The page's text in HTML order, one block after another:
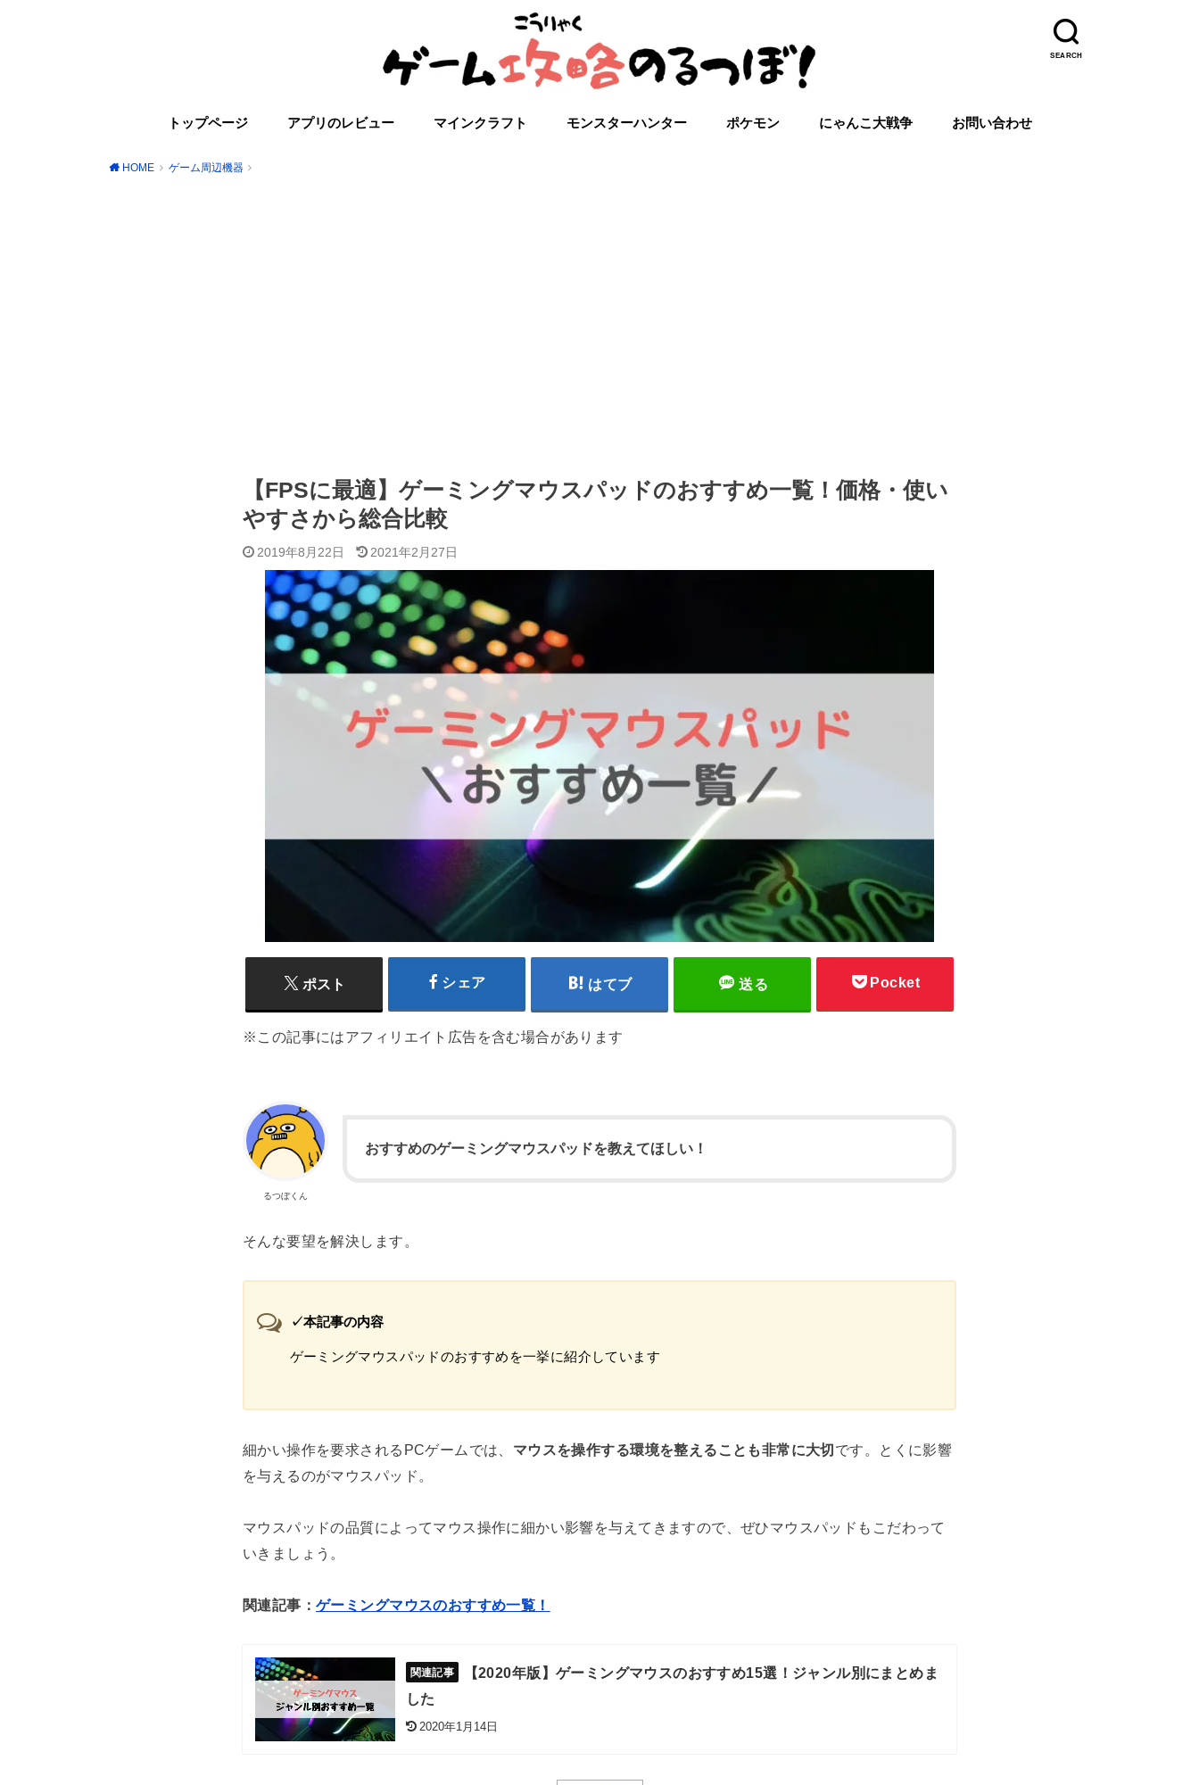
SEARCH
トップページ アプリのレビュー マインクラフト モンスターハンター ポケモン にゃんこ大戦争 お問い合わせ
HOME ゲーム周辺機器
【FPSに最適】ゲーミングマウスパッドのおすすめ一覧！価格・使い
やすさから総合比較
2019年8月22日 2021年2月27日
ポスト シェア はてブ 送る Pocket
※この記事にはアフィリエイト広告を含む場合があります
るつぼくん
おすすめのゲーミングマウスパッドを教えてほしい！
そんな要望を解決します。
✓本記事の内容
ゲーミングマウスパッドのおすすめを一挙に紹介しています
細かい操作を要求されるPCゲームでは、 マウスを操作する環境を整えることも非常に大切です。とくに影響
を与えるのがマウスパッド。
マウスパッドの品質によってマウス操作に細かい影響を与えてきますので、ぜひマウスパッドもこだわって
いきましょう。
関連記事：ゲーミングマウスのおすすめ一覧！
【2020年版】ゲーミングマウスのおすすめ15選！ジャンル別にまとめま
した
2020年1月14日